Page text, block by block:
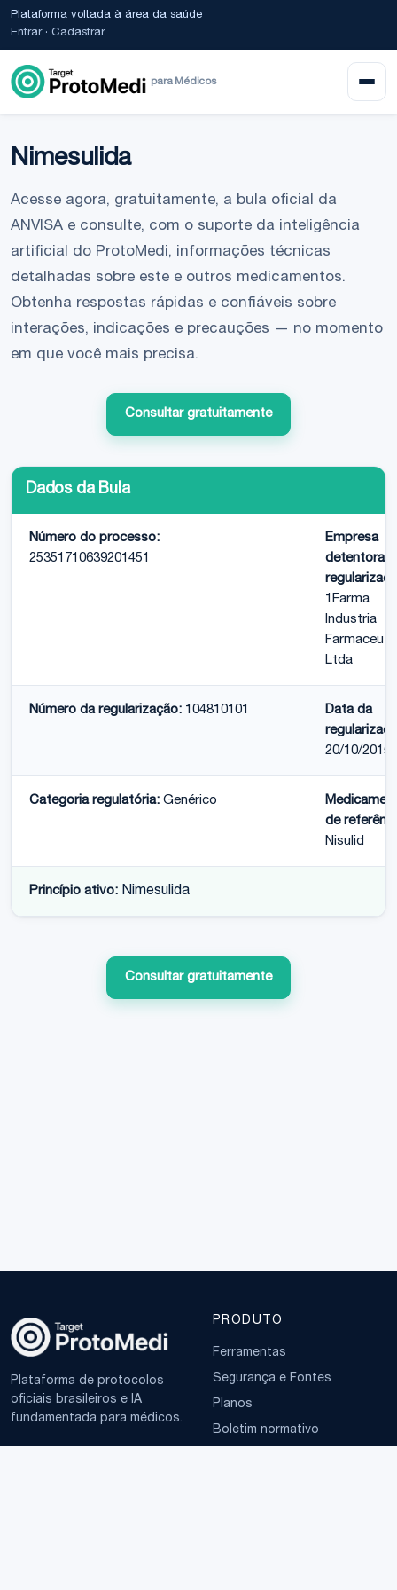
Plataforma voltada à área da saúde
Entrar· Cadastrar
para Médicos
Nimesulida
Acesse agora, gratuitamente, a bula oficial da
ANVISA e consulte, com o suporte da inteligência
artificial do ProtoMedi, informações técnicas
detalhadas sobre este e outros medicamentos.
Obtenha respostas rápidas e confiáveis sobre
interações, indicações e precauções — no momento
em que você mais precisa.
Consultar gratuitamente
Dados da Bula
Número do processo:
25351710639201451
Empresa
detentora
1Farma
Industria
Ltda
Número da regularização: 104810101
Data da
20/10/2015
Categoria regulatória: Genérico
de
Nisulid
Princípio ativo: Nimesulida
Consultar gratuitamente
Plataforma de protocolos
oficiais brasileiros e IA
fundamentada para médicos.
PRODUTO
Ferramentas
Segurança e Fontes
Planos
Boletim normativo